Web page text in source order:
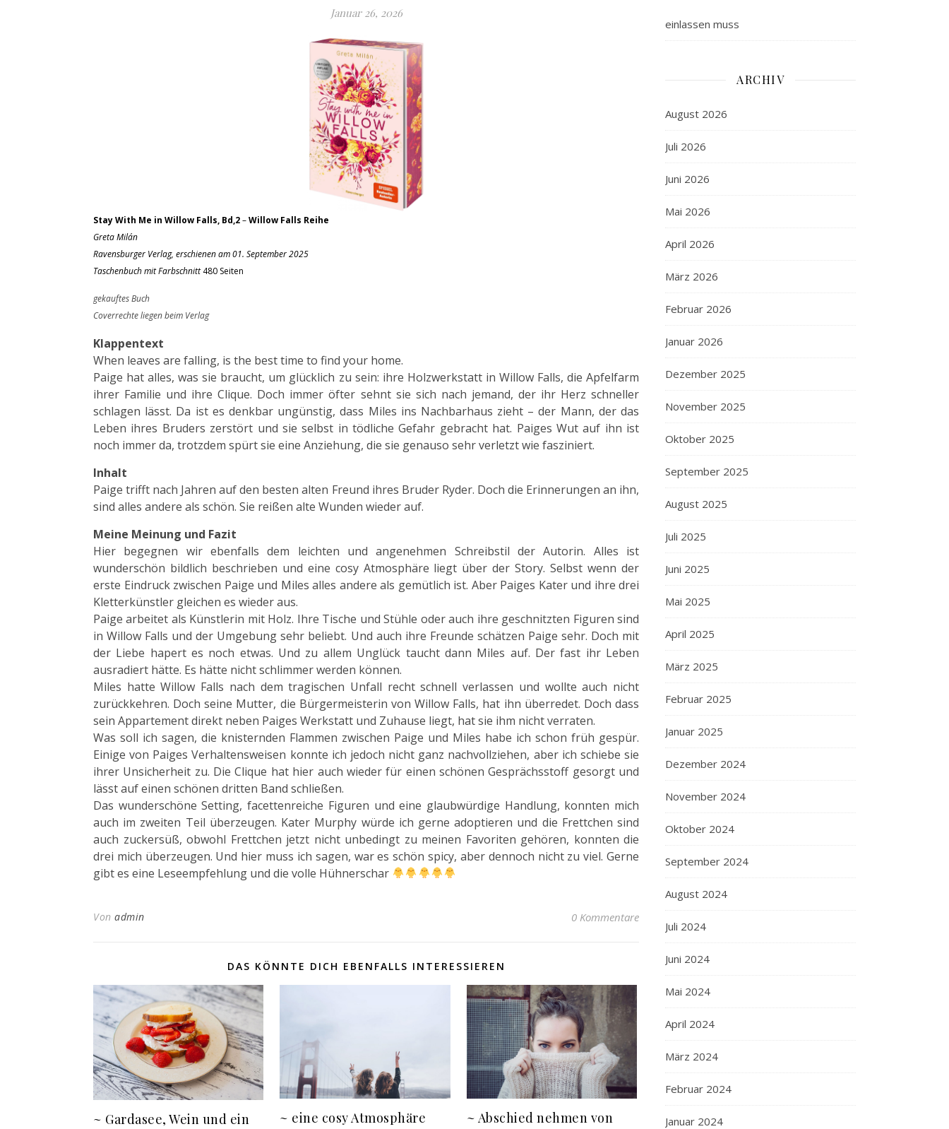
Januar 26, 2026
Stay With Me in Willow Falls, Bd,2–Willow Falls Reihe
Greta Milán
Ravensburger Verlag, erschienen am 01. September 2025
Taschenbuch mit Farbschnitt480 Seiten
gekauftes Buch
Coverrechte liegen beim Verlag
Klappentext
When leaves are falling, is the best time to find your home.
Paige hat alles, was sie braucht, um glücklich zu sein: ihre Holzwerkstatt in Willow Falls, die Apfelfarm
ihrer Familie und ihre Clique. Doch immer öfter sehnt sie sich nach jemand, der ihr Herz schneller
schlagen lässt. Da ist es denkbar ungünstig, dass Miles ins Nachbarhaus zieht – der Mann, der das
Leben ihres Bruders zerstört und sie selbst in tödliche Gefahr gebracht hat. Paiges Wut auf ihn ist
noch immer da, trotzdem spürt sie eine Anziehung, die sie genauso sehr verletzt wie fasziniert.
Inhalt
Paige trifft nach Jahren auf den besten alten Freund ihres Bruder Ryder. Doch die Erinnerungen an ihn,
sind alles andere als schön. Sie reißen alte Wunden wieder auf.
Meine Meinung und Fazit
Hier begegnen wir ebenfalls dem leichten und angenehmen Schreibstil der Autorin. Alles ist
wunderschön bildlich beschrieben und eine cosy Atmosphäre liegt über der Story. Selbst wenn der
erste Eindruck zwischen Paige und Miles alles andere als gemütlich ist. Aber Paiges Kater und ihre drei
Kletterkünstler gleichen es wieder aus.
Paige arbeitet als Künstlerin mit Holz. Ihre Tische und Stühle oder auch ihre geschnitzten Figuren sind
in Willow Falls und der Umgebung sehr beliebt. Und auch ihre Freunde schätzen Paige sehr. Doch mit
der Liebe hapert es noch etwas. Und zu allem Unglück taucht dann Miles auf. Der fast ihr Leben
ausradiert hätte. Es hätte nicht schlimmer werden können.
Miles hatte Willow Falls nach dem tragischen Unfall recht schnell verlassen und wollte auch nicht
zurückkehren. Doch seine Mutter, die Bürgermeisterin von Willow Falls, hat ihn überredet. Doch dass
sein Appartement direkt neben Paiges Werkstatt und Zuhause liegt, hat sie ihm nicht verraten.
Was soll ich sagen, die knisternden Flammen zwischen Paige und Miles habe ich schon früh gespür.
Einige von Paiges Verhaltensweisen konnte ich jedoch nicht ganz nachvollziehen, aber ich schiebe sie
ihrer Unsicherheit zu. Die Clique hat hier auch wieder für einen schönen Gesprächsstoff gesorgt und
lässt auf einen schönen dritten Band schließen.
Das wunderschöne Setting, facettenreiche Figuren und eine glaubwürdige Handlung, konnten mich
auch im zweiten Teil überzeugen. Kater Murphy würde ich gerne adoptieren und die Frettchen sind
auch zuckersüß, obwohl Frettchen jetzt nicht unbedingt zu meinen Favoriten gehören, konnten die
drei mich überzeugen. Und hier muss ich sagen, war es schön spicy, aber dennoch nicht zu viel. Gerne
gibt es eine Leseempfehlung und die volle Hühnerschar
Von admin 0 Kommentare
DAS KÖNNTE DICH EBENFALLS INTERESSIEREN
~ Gardasee, Wein und ein
~ eine cosy Atmosphäre
~ Abschied nehmen von
einlassen muss
ARCHIV
August 2026
Juli 2026
Juni 2026
Mai 2026
April 2026
März 2026
Februar 2026
Januar 2026
Dezember 2025
November 2025
Oktober 2025
September 2025
August 2025
Juli 2025
Juni 2025
Mai 2025
April 2025
März 2025
Februar 2025
Januar 2025
Dezember 2024
November 2024
Oktober 2024
September 2024
August 2024
Juli 2024
Juni 2024
Mai 2024
April 2024
März 2024
Februar 2024
Januar 2024